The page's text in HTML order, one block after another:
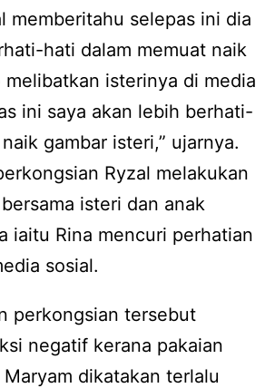
memberitahu selepas ini dia
hati dalam memuat naik
isterinya di media
ini saya akan lebih berhati-
gambar isteri,” ujarnya.
Ryzal melakukan
isteri dan anak
iaitu Rina mencuri perhatian
sosial.
perkongsian tersebut
negatif kerana pakaian
dikatakan terlalu